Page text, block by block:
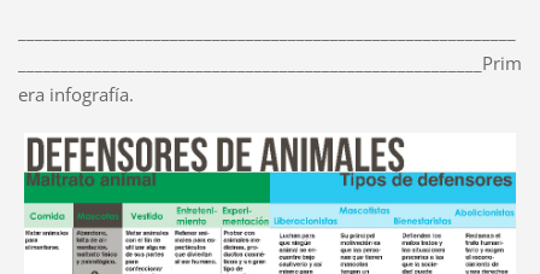
_______________________________________________________Prim
era infografía.